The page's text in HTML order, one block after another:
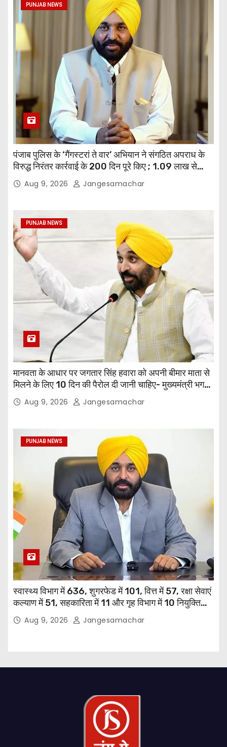
PUNJAB NEWS
पंजाब पुलिस के ‘गैंगस्टरां ते वार’ अभियान ने संगठित अपराध के
विरुद्ध निरंतर कार्रवाई के 200 दिन पूरे किए ; 1.09 लाख से
अधिक छापेमारियाँ कीं, 1,532 घोषित अपराधी गिरफ़्तार किए
Aug 9, 2026 Jangesamachar
PUNJAB NEWS
मानवता के आधार पर जगतार सिंह हवारा को अपनी बीमार माता से
मिलने के लिए 10 दिन की पैरोल दी जानी चाहिए- मुख्यमंत्री भगवंत
सिंह मानAug 9, 2026 Jangesamachar
PUNJAB NEWS
स्वास्थ्य विभाग में 636, शुगरफेड में 101, वित्त में 57, रक्षा सेवाएं
कल्याण में 51, सहकारिता में 11 और गृह विभाग में 10 नियुक्तियां
हुईं: मुख्यमंत्री भगवंत सिंह मान
Aug 9, 2026 Jangesamachar